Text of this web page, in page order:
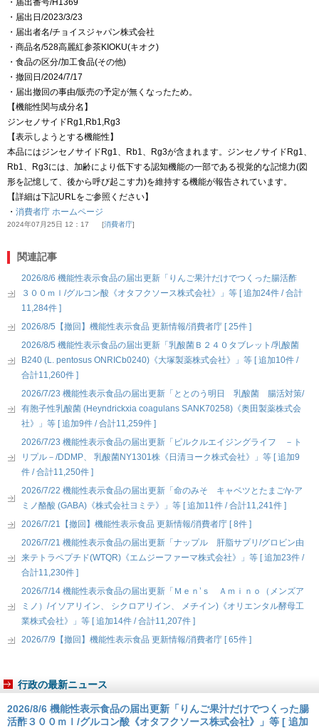
・届出番号/H1369
・届出日/2023/3/23
・届出者名/チョイスジャパン株式会社
・商品名/528高麗紅参茶KIOKU(キオク)
・食品の区分/加工食品(その他)
・撤回日/2024/7/17
・届出撤回の事由/販売の予定が無くなったため。
【機能性関与成分名】
ジンセノサイドRg1,Rb1,Rg3
【表示しようとする機能性】
本品にはジンセノサイドRg1、Rb1、Rg3が含まれます。ジンセノサイドRg1、
Rb1、Rg3には、加齢により低下する認知機能の一部である視覚的な記憶力(図
形を記憶して、後から呼び起こす力)を維持する機能が報告されています。
【詳細は下記URLをご参照ください】
・ 消費者庁 ホームページ
2024年07月25日 12：17 消費者庁
関連記事
2026/8/6 機能性表示食品の届出更新「りんご果汁だけでつくった腸活酢
３００ｍｌ/グルコン酸《オタフクソース株式会社》」等 [ 追加24件 / 合計
11,284件 ]
2026/8/5【撤回】機能性表示食品 更新情報/消費者庁 [ 25件 ]
2026/8/5 機能性表示食品の届出更新「乳酸菌Ｂ２４０タブレット/乳酸菌
B240 (L. pentosus ONRICb0240)《大塚製薬株式会社》」等 [ 追加10件 /
合計11,260件 ]
2026/7/23 機能性表示食品の届出更新「ととのう明日 乳酸菌 腸活対策/
有胞子性乳酸菌 (Heyndrickxia coagulans SANK70258)《奥田製薬株式会
社》」等 [ 追加9件 / 合計11,259件 ]
2026/7/23 機能性表示食品の届出更新「ピルクルエイジングライフ －ト
リプル－/DDMP、 乳酸菌NY1301株《日清ヨーク株式会社》」等 [ 追加9
件 / 合計11,250件 ]
2026/7/22 機能性表示食品の届出更新「命のみそ キャベツとたまご/γ-ア
ミノ酪酸 (GABA)《株式会社ヨミテ》」等 [ 追加11件 / 合計11,241件 ]
2026/7/21【撤回】機能性表示食品 更新情報/消費者庁 [ 8件 ]
2026/7/21 機能性表示食品の届出更新「ナップル 肝脂サプリ/グロビン由
来テトラペプチド(WTQR)《エムジーファーマ株式会社》」等 [ 追加23件 /
合計11,230件 ]
2026/7/14 機能性表示食品の届出更新「Ｍｅｎ’ｓ Ａｍｉｎｏ（メンズア
ミノ）/イソアリイン、 シクロアリイン、 メチイン)《オリエンタル酵母工
業株式会社》」等 [ 追加14件 / 合計11,207件 ]
2026/7/9【撤回】機能性表示食品 更新情報/消費者庁 [ 65件 ]
行政の最新ニュース
2026/8/6 機能性表示食品の届出更新「りんご果汁だけでつくった腸
活酢３００ｍｌ/グルコン酸《オタフクソース株式会社》」等 [ 追加